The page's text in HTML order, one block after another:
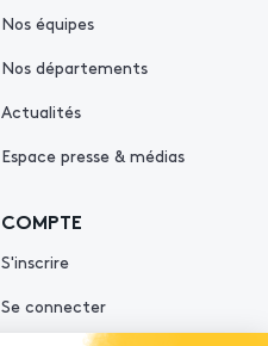
Nos équipes
Nos départements
Actualités
Espace presse & médias
COMPTE
S'inscrire
Se connecter